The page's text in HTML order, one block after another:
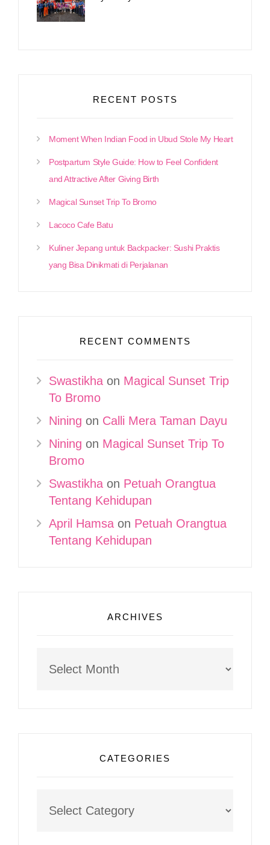
RECENT POSTS
Moment When Indian Food in Ubud Stole My Heart
Postpartum Style Guide: How to Feel Confident
and Attractive After Giving Birth
Magical Sunset Trip To Bromo
Lacoco Cafe Batu
Kuliner Jepang untuk Backpacker: Sushi Praktis
yang Bisa Dinikmati di Perjalanan
RECENT COMMENTS
Swastikha on Magical Sunset Trip
To Bromo
Nining on Calli Mera Taman Dayu
Nining on Magical Sunset Trip To
Bromo
Swastikha on Petuah Orangtua
Tentang Kehidupan
April Hamsa on Petuah Orangtua
Tentang Kehidupan
ARCHIVES
CATEGORIES